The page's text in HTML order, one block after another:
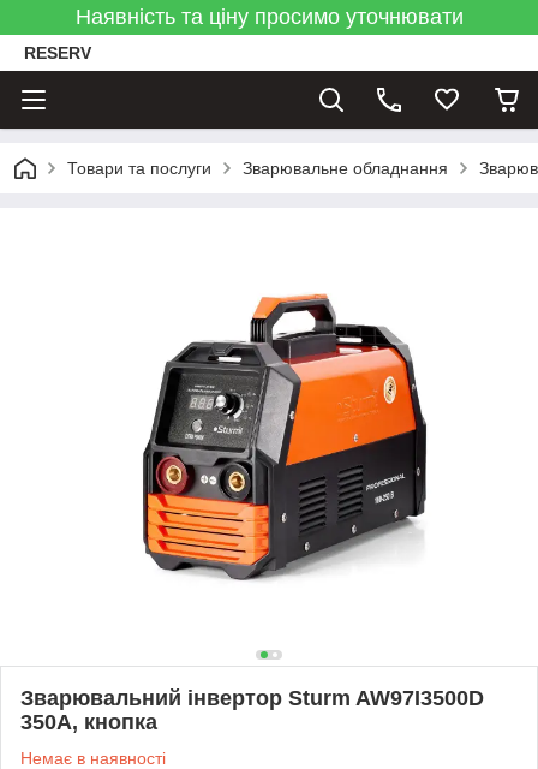
Наявність та ціну просимо уточнювати
RESERV
Товари та послуги Зварювальне обладнання
Зварювальний інвертор Sturm AW97I3500D
350А, кнопка
Немає в наявності